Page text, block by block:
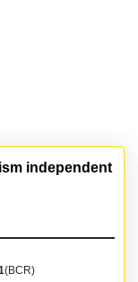
independent
(BCR)